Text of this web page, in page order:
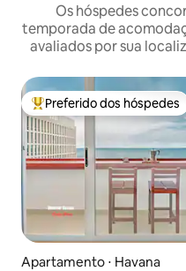
Os hóspedes
temporada de
avaliados por sua
Entre os melhores
Preferido dos hóspedes
Apartamento ⋅ Havana